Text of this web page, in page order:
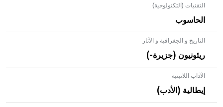
التقنيات (التكنولوجية)
الحاسوب
التاريخ و الجغرافية و الآثار
ريئونيون (جزيرة-)
الآداب اللاتينية
إيطالية (الأدب)